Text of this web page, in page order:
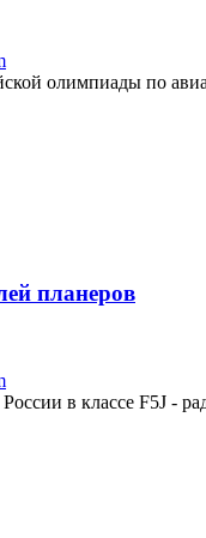
олимпиады по
планеров
в классе F5J -